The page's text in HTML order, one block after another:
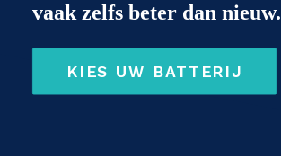
vaak zelfs beter dan nieuw.
KIES UW BATTERIJ